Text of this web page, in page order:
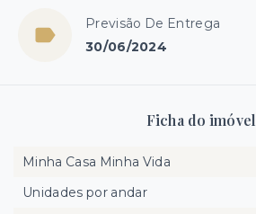
Previsão De Entrega
30/06/2024
Ficha do imóvel
Minha Casa Minha Vida
Unidades por andar